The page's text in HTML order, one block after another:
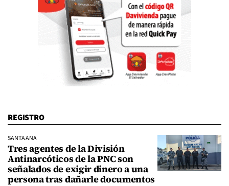
REGISTRO
SANTA ANA
Tres agentes de la División
Antinarcóticos de la PNC son
señalados de exigir dinero a una
persona tras dañarle documentos